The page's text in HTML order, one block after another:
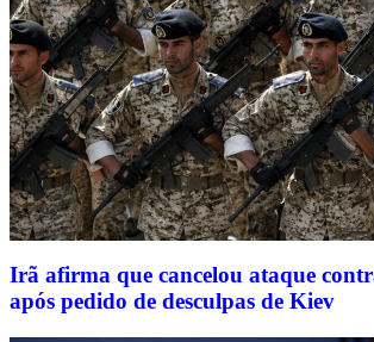
Irã afirma que cancelou ataque
após pedido de desculpas de Kiev